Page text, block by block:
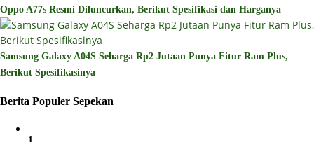
Oppo A77s Resmi Diluncurkan, Berikut Spesifikasi dan Harganya
Samsung Galaxy A04S Seharga Rp2 Jutaan Punya Fitur Ram Plus,
Berikut Spesifikasinya
Berita Populer Sepekan